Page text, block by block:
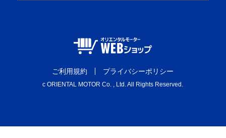
ご利用規約 プライバシーポリシー
c ORIENTAL MOTOR Co. , Ltd. All Rights Reserved.